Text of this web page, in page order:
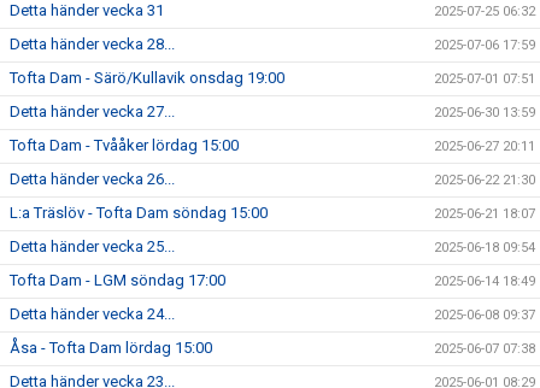
Detta händer vecka 31 2025-07-25 06:32
Detta händer vecka 28... 2025-07-06 17:59
Tofta Dam - Särö/Kullavik onsdag 19:00 2025-07-01 07:51
Detta händer vecka 27... 2025-06-30 13:59
Tofta Dam - Tvååker lördag 15:00 2025-06-27 20:11
Detta händer vecka 26... 2025-06-22 21:30
L:a Träslöv - Tofta Dam söndag 15:00 2025-06-21 18:07
Detta händer vecka 25... 2025-06-18 09:54
Tofta Dam - LGM söndag 17:00 2025-06-14 18:49
Detta händer vecka 24... 2025-06-08 09:37
Åsa - Tofta Dam lördag 15:00 2025-06-07 07:38
Detta händer vecka 23... 2025-06-01 08:29